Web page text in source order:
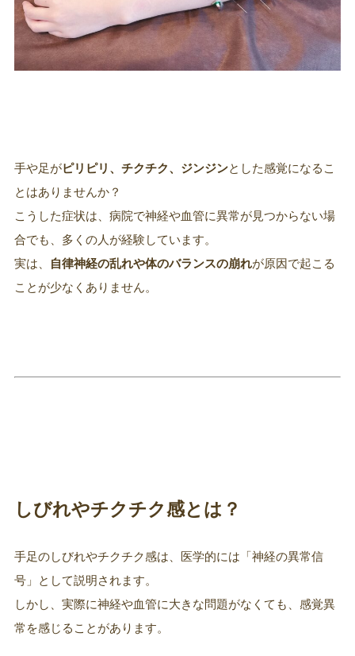
手や足がピリピリ、チクチク、ジンジンとした感覚になるこ
とはありませんか？
こうした症状は、病院で神経や血管に異常が見つからない場
合でも、多くの人が経験しています。
実は、
自律神経の乱れや体のバランスの崩れが原因で起こる
ことが少なくありません。
しびれやチクチク感とは？
手足のしびれやチクチク感は、医学的には「神経の異常信
号」として説明されます。
しかし、実際に神経や血管に大きな問題がなくても、感覚異
常を感じることがあります。